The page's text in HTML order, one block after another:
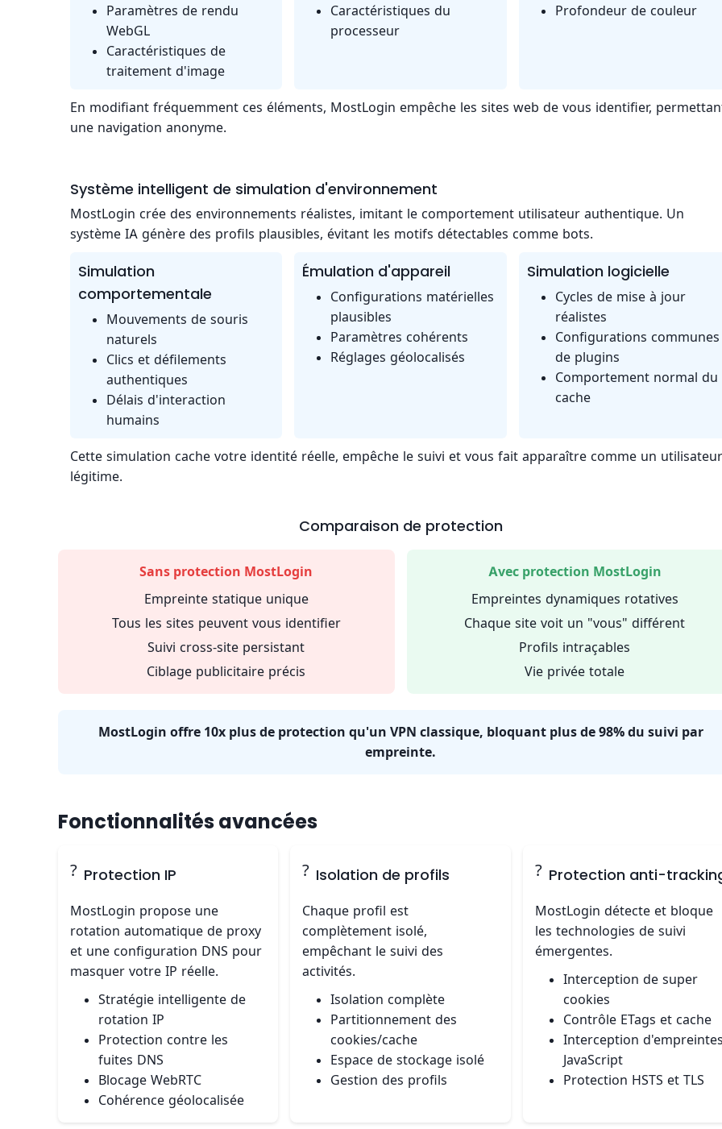
Paramètres de rendu
WebGL
Caractéristiques de
traitement d'image
Caractéristiques du
processeur
Profondeur de couleur
En modifiant fréquemment ces éléments, MostLogin empêche les sites web de vous identifier,
une navigation anonyme.
Système intelligent de simulation d'environnement
MostLogin crée des environnements réalistes, imitant le comportement utilisateur authentique. Un
système IA génère des profils plausibles, évitant les motifs détectables comme bots.
Simulation
comportementale
Mouvements de souris
naturels
Clics et défilements
authentiques
Délais d'interaction
humains
Émulation d'appareil
Configurations matérielles
plausibles
Paramètres cohérents
Réglages géolocalisés
Simulation logicielle
Cycles de mise à jour
réalistes
Configurations communes
de plugins
Comportement normal du
cache
Cette simulation cache votre identité réelle, empêche le suivi et vous fait apparaître comme un utilisateur
légitime.
Comparaison de protection
Sans protection MostLogin
Empreinte statique unique
Tous les sites peuvent vous identifier
Suivi cross-site persistant
Ciblage publicitaire précis
Avec protection MostLogin
Empreintes dynamiques rotatives
Chaque site voit un "vous" différent
Profils intraçables
Vie privée totale
MostLogin offre 10x plus de protection qu'un VPN classique, bloquant plus de 98% du suivi par
empreinte.
Fonctionnalités avancées
? Protection IP
MostLogin propose une
rotation automatique de proxy
et une configuration DNS pour
masquer votre IP réelle.
Stratégie intelligente de
rotation IP
Protection contre les
fuites DNS
Blocage WebRTC
Cohérence géolocalisée
? Isolation de profils
Chaque profil est
complètement isolé,
empêchant le suivi des
activités.
Isolation complète
Partitionnement des
cookies/cache
Espace de stockage isolé
Gestion des profils
?️ Protection anti-
MostLogin détecte et bloque
les technologies de suivi
émergentes.
Interception de super
cookies
Contrôle ETags et cache
Interception
JavaScript
Protection HSTS et TLS